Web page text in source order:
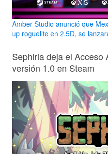
Amber Studio anunció que
up roguelite en 2.5D, se
Sephiria deja el Acceso
versión 1.0 en Steam